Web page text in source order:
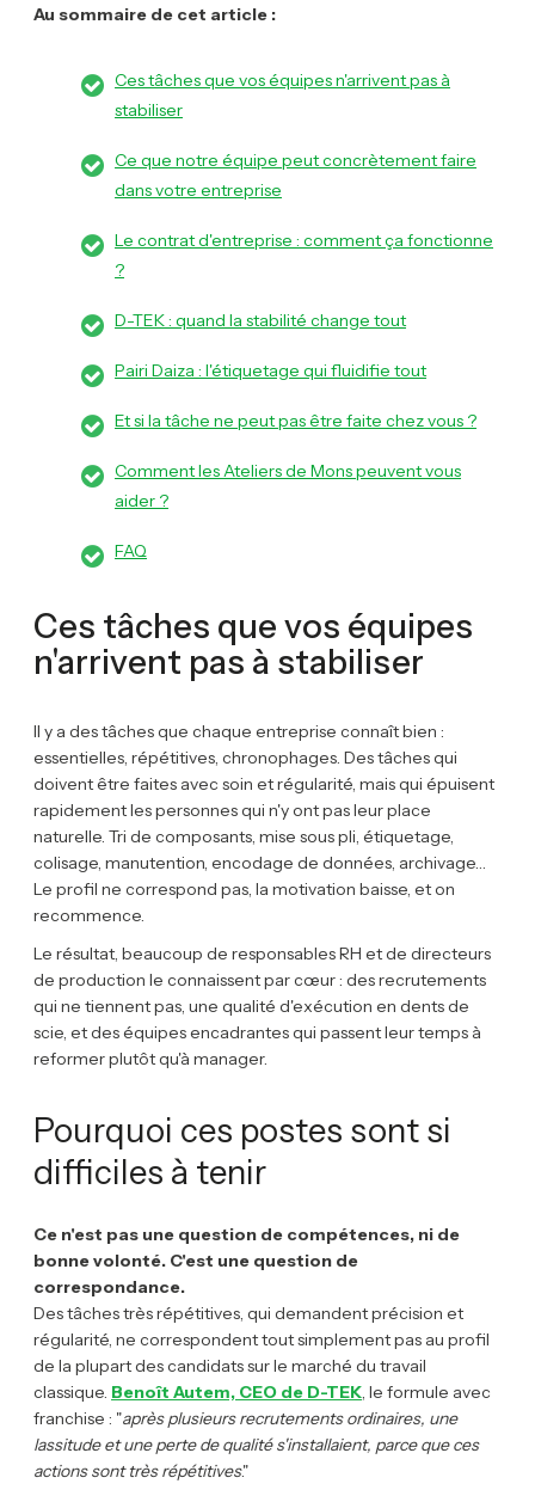
Au sommaire de cet article :
Ces tâches que vos équipes n'arrivent pas à
stabiliser
Ce que notre équipe peut concrètement faire
dans votre entreprise
Le contrat d'entreprise : comment ça fonctionne
?
D-TEK : quand la stabilité change tout
Pairi Daiza : l'étiquetage qui fluidifie tout
Et si la tâche ne peut pas être faite chez vous ?
Comment les Ateliers de Mons peuvent vous
aider ?
FAQ
Ces tâches que vos équipes
n'arrivent pas à stabiliser
Il y a des tâches que chaque entreprise connaît bien :
essentielles, répétitives, chronophages. Des tâches qui
doivent être faites avec soin et régularité, mais qui épuisent
rapidement les personnes qui n'y ont pas leur place
naturelle. Tri de composants, mise sous pli, étiquetage,
colisage, manutention, encodage de données, archivage…
Le profil ne correspond pas, la motivation baisse, et on
recommence.
Le résultat, beaucoup de responsables RH et de directeurs
de production le connaissent par cœur : des recrutements
qui ne tiennent pas, une qualité d'exécution en dents de
scie, et des équipes encadrantes qui passent leur temps à
reformer plutôt qu'à manager.
Pourquoi ces postes sont si
difficiles à tenir
Ce n'est pas une question de compétences, ni de
bonne volonté. C'est une question de
correspondance.
Des tâches très répétitives, qui demandent précision et
régularité, ne correspondent tout simplement pas au profil
de la plupart des candidats sur le marché du travail
classique. Benoît Autem, CEO de D-TEK, le formule avec
franchise : "après plusieurs recrutements ordinaires, une
lassitude et une perte de qualité s'installaient, parce que ces
actions sont très répétitives."